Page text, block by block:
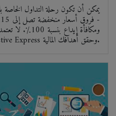
يمكن أن تكون رحلة التداول الخاصة
ومكافأة إيداع
استقل Festive Express وحقق أهدافك المالية.